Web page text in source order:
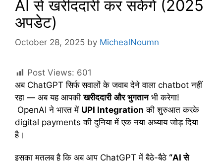
AI से खरीददारी कर सकेंगे (2025
अपडेट)
October 28, 2025 by MichealNoumn
Post Views: 601
अब ChatGPT सिर्फ सवालों के जवाब देने वाला chatbot नहीं
रहा — अब यह आपकीखरीददारी और भुगतानभी करेगा!
OpenAI ने भारत में UPI Integration की शुरुआत करके
digital payments की दुनिया में एक नया अध्याय जोड़ दिया
है।
इसका मतलब है कि अब आप ChatGPT में बैठे-बैठे “AIसे